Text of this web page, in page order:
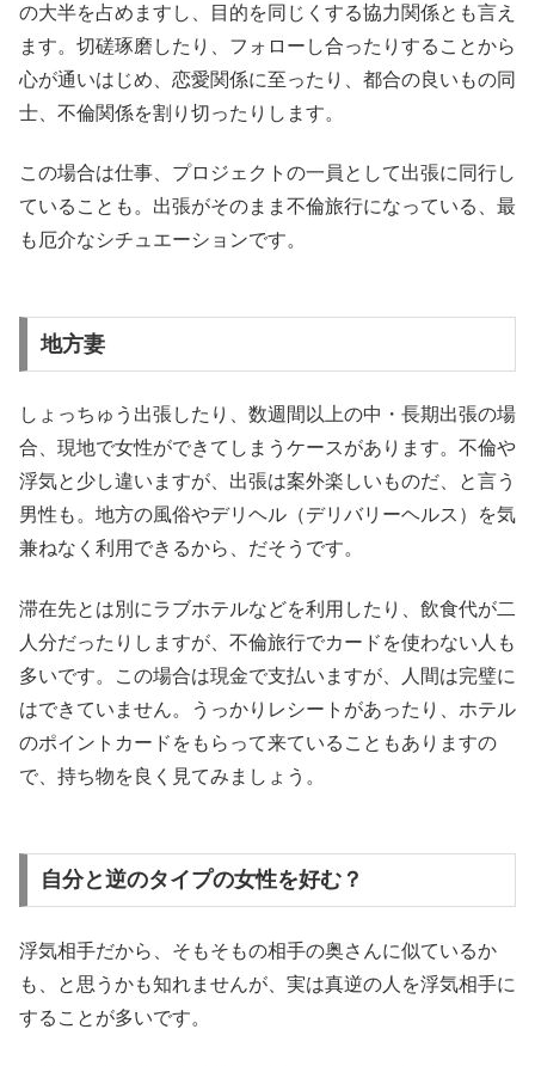
の大半を占めますし、目的を同じくする協力関係とも言え
ます。切磋琢磨したり、フォローし合ったりすることから
心が通いはじめ、恋愛関係に至ったり、都合の良いもの同
士、不倫関係を割り切ったりします。
この場合は仕事、プロジェクトの一員として出張に同行し
ていることも。出張がそのまま不倫旅行になっている、最
も厄介なシチュエーションです。
地方妻
しょっちゅう出張したり、数週間以上の中・長期出張の場
合、現地で女性ができてしまうケースがあります。不倫や
浮気と少し違いますが、出張は案外楽しいものだ、と言う
男性も。地方の風俗やデリヘル（デリバリーヘルス）を気
兼ねなく利用できるから、だそうです。
滞在先とは別にラブホテルなどを利用したり、飲食代が二
人分だったりしますが、不倫旅行でカードを使わない人も
多いです。この場合は現金で支払いますが、人間は完璧に
はできていません。うっかりレシートがあったり、ホテル
のポイントカードをもらって来ていることもありますの
で、持ち物を良く見てみましょう。
自分と逆のタイプの女性を好む？
浮気相手だから、そもそもの相手の奥さんに似ているか
も、と思うかも知れませんが、実は真逆の人を浮気相手に
することが多いです。